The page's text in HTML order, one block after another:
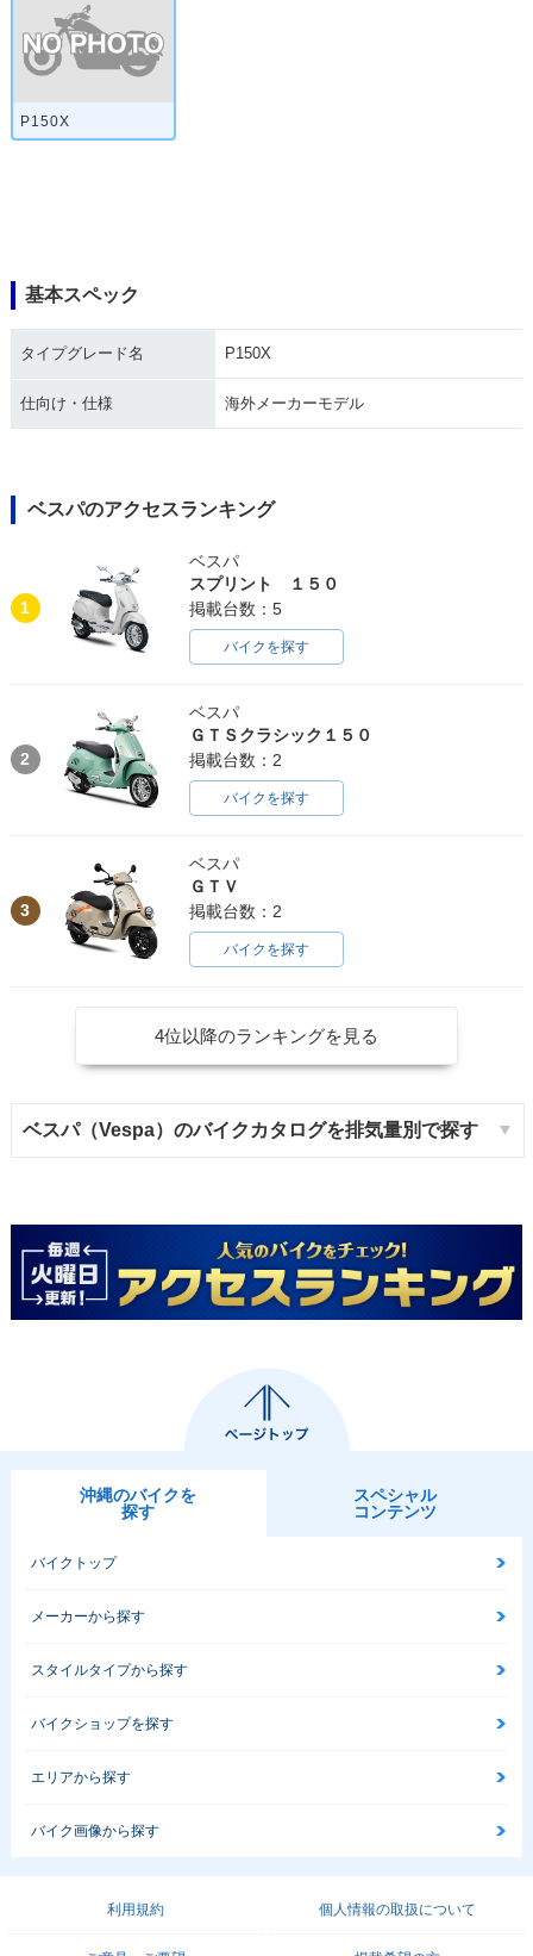
P150X
基本スペック
タイプグレード名 P150X
仕向け・仕様 海外メーカーモデル
ベスパのアクセスランキング
1
ベスパ
スプリント １５０
掲載台数：5
バイクを探す
2
ベスパ
ＧＴＳクラシック１５０
掲載台数：2
バイクを探す
3
ベスパ
ＧＴＶ
掲載台数：2
バイクを探す
4位以降のランキングを見る
ベスパ（Vespa）のバイクカタログを排気量別で探す
沖縄のバイクを
探す
スペシャル
コンテンツ
バイクトップ
メーカーから探す
スタイルタイプから探す
バイクショップを探す
エリアから探す
バイク画像から探す
利用規約 個人情報の取扱について